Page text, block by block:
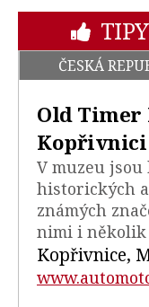
ČESKÁ
Old Timer
Kopřivnici
V muzeu
historických
známých
nimi i několik
Kopřivnice,